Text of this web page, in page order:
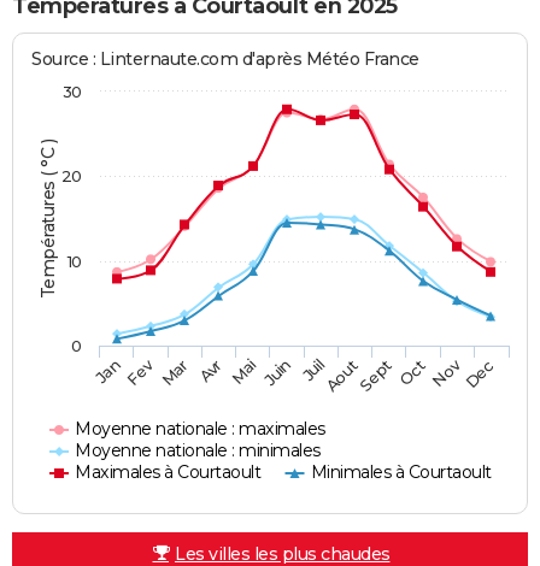
Températures à Courtaoult en 2025
Températures ( °C )
Source : Linternaute.com d'après Météo France
Moyenne nationale : maximales
Moyenne nationale : minimales
Maximales à Courtaoult
Minimales à Courtaoult
JanFev Mar Avr Mai Juin JuilAoutSept OctNovDec
0
10
20
30
Les villes les plus chaudes